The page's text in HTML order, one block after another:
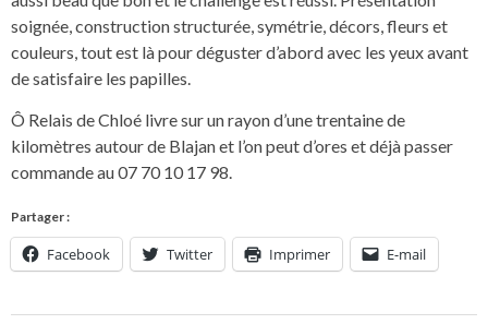
soignée, construction structurée, symétrie, décors, fleurs et
couleurs, tout est là pour déguster d’abord avec les yeux avant
de satisfaire les papilles.
Ô Relais de Chloé livre sur un rayon d’une trentaine de
kilomètres autour de Blajan et l’on peut d’ores et déjà passer
commande au 07 70 10 17 98.
Partager :
Facebook Twitter Imprimer E-mail